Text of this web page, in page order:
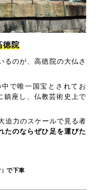
徳院
るのが、高徳院の大仏さ
で唯一国宝とされてお
鎮座し、仏教芸術史上で
迫力のスケールで見る者
たのならぜひ足を運びた
）で下車